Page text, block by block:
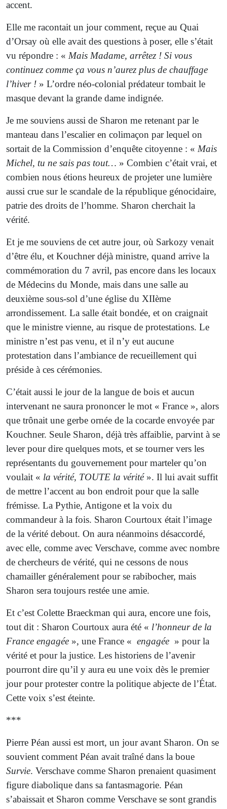
accent.
Elle me racontait un jour comment, reçue au Quai
d’Orsay où elle avait des questions à poser, elle s’était
vu répondre : « Mais Madame, arrêtez ! Si vous
continuez comme ça vous n’aurez plus de chauffage
l’hiver ! » L’ordre néo-colonial prédateur tombait le
masque devant la grande dame indignée.
Je me souviens aussi de Sharon me retenant par le
manteau dans l’escalier en colimaçon par lequel on
sortait de la Commission d’enquête citoyenne : « Mais
Michel, tu ne sais pas tout… » Combien c’était vrai, et
combien nous étions heureux de projeter une lumière
aussi crue sur le scandale de la république génocidaire,
patrie des droits de l’homme. Sharon cherchait la
vérité.
Et je me souviens de cet autre jour, où Sarkozy venait
d’être élu, et Kouchner déjà ministre, quand arrive la
commémoration du 7 avril, pas encore dans les locaux
de Médecins du Monde, mais dans une salle au
deuxième sous-sol d’une église du XIIème
arrondissement. La salle était bondée, et on craignait
que le ministre vienne, au risque de protestations. Le
ministre n’est pas venu, et il n’y eut aucune
protestation dans l’ambiance de recueillement qui
préside à ces cérémonies.
C’était aussi le jour de la langue de bois et aucun
intervenant ne saura prononcer le mot « France », alors
que trônait une gerbe ornée de la cocarde envoyée par
Kouchner. Seule Sharon, déjà très affaiblie, parvint à se
lever pour dire quelques mots, et se tourner vers les
représentants du gouvernement pour marteler qu’on
voulait « la vérité, TOUTE la vérité». Il lui avait suffit
de mettre l’accent au bon endroit pour que la salle
frémisse. La Pythie, Antigone et la voix du
commandeur à la fois. Sharon Courtoux était l’image
de la vérité debout. On aura néanmoins désaccordé,
avec elle, comme avec Verschave, comme avec nombre
de chercheurs de vérité, qui ne cessons de nous
chamailler généralement pour se rabibocher, mais
Sharon sera toujours restée une amie.
Et c’est Colette Braeckman qui aura, encore une fois,
tout dit : Sharon Courtoux aura été « l’honneur de la
France engagée », une France « engagée » pour la
vérité et pour la justice. Les historiens de l’avenir
pourront dire qu’il y aura eu une voix dès le premier
jour pour protester contre la politique abjecte de l’État.
Cette voix s’est éteinte.
***
Pierre Péan aussi est mort, un jour avant Sharon. On se
souvient comment Péan avait traîné dans la boue
Survie. Verschave comme Sharon prenaient quasiment
figure diabolique dans sa fantasmagorie. Péan
s’abaissait et Sharon comme Verschave se sont grandis